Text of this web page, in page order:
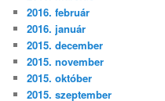
2016. február
2016. január
2015. december
2015. november
2015. október
2015. szeptember